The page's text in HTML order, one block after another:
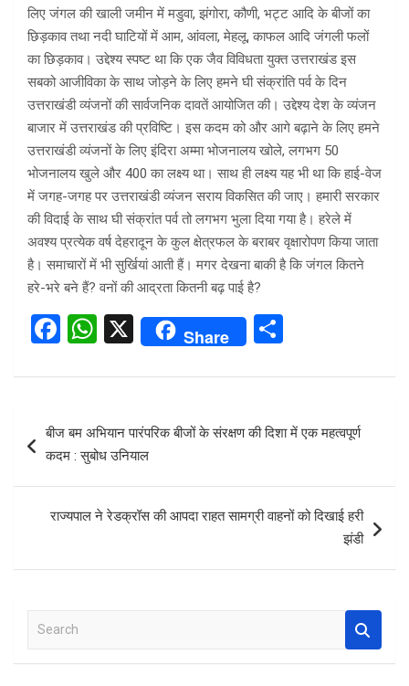
लिए जंगल की खाली जमीन में मडुवा, झंगोरा, कौणी, भट्ट आदि के बीजों का
छिड़काव तथा नदी घाटियों में आम, आंवला, मेहलू, काफल आदि जंगली फलों
का छिड़काव। उद्देश्य स्पष्ट था कि एक जैव विविधता युक्त उत्तराखंड इस
सबको आजीविका के साथ जोड़ने के लिए हमने घी संक्रांति पर्व के दिन
उत्तराखंडी व्यंजनों की सार्वजनिक दावतें आयोजित की। उद्देश्य देश के व्यंजन
बाजार में उत्तराखंड की प्रविष्टि। इस कदम को और आगे बढ़ाने के लिए हमने
उत्तराखंडी व्यंजनों के लिए इंदिरा अम्मा भोजनालय खोले, लगभग 50
भोजनालय खुले और 400 का लक्ष्य था। साथ ही लक्ष्य यह भी था कि हाई-वेज
में जगह-जगह पर उत्तराखंडी व्यंजन सराय विकसित की जाए। हमारी सरकार
की विदाई के साथ घी संक्रांत पर्व तो लगभग भुला दिया गया है। हरेले में
अवश्य प्रत्येक वर्ष देहरादून के कुल क्षेत्रफल के बराबर वृक्षारोपण किया जाता
है। समाचारों में भी सुर्खियां आती हैं। मगर देखना बाकी है कि जंगल कितने
हरे-भरे बने हैं? वनों की आद्रता कितनी बढ़ पाई है?
F
ce
o
k
W
at
s
A
p
X Share
ar
e
navigation
बीज बम अभियान पारंपरिक बीजों के संरक्षण की दिशा में एक महत्वपूर्ण
कदम : सुबोध उनियाल
राज्यपाल ने रेडक्रॉस की आपदा राहत सामग्री वाहनों को दिखाई हरी
झंडी
a